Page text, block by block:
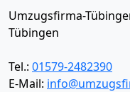
Umzugsfirma-
Tübingen
Tel.: 01579-2482390
E-Mail: